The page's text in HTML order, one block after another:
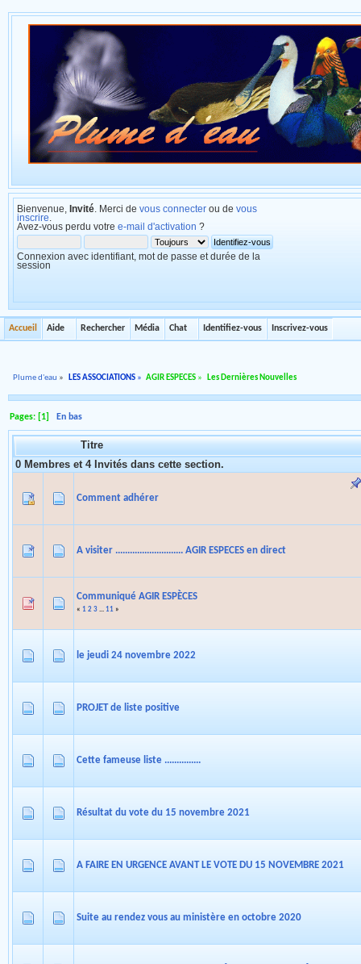
Bienvenue, Invité . Merci de vous connecter ou de vous
inscrire
Avez-vous perdu votre e-mail d'activation ?
Connexion avec identifiant, mot de passe et durée de la
session
Accueil Aide Rechercher Média Chat Identifiez-vous Inscrivez-vous
Plume d'eau » LES ASSOCIATIONS» AGIR ESPECES » Les Dernières Nouvelles
Pages: [1]En bas
Titre
0 Membres et 4 Invités dans cette section.
Comment adhérer
A visiter ............................ AGIR ESPECES en direct
Communiqué AGIR ESPÈCES
« 1 2 3 ... 11 »
le jeudi 24 novembre 2022
PROJET de liste positive
Cette fameuse liste ...............
Résultat du vote du 15 novembre 2021
A FAIRE EN URGENCE AVANT LE VOTE DU 15 NOVEMBRE 2021
Suite au rendez vous au ministère en octobre 2020